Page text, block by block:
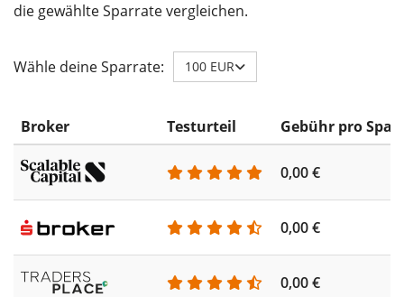
die gewählte Sparrate vergleichen.
Wähle deine Sparrate: 100 EUR
Broker Testurteil Gebühr pro
0,00 €
0,00 €
0,00 €